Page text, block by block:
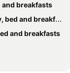
and breakfasts
and breakfasts
and breakfasts